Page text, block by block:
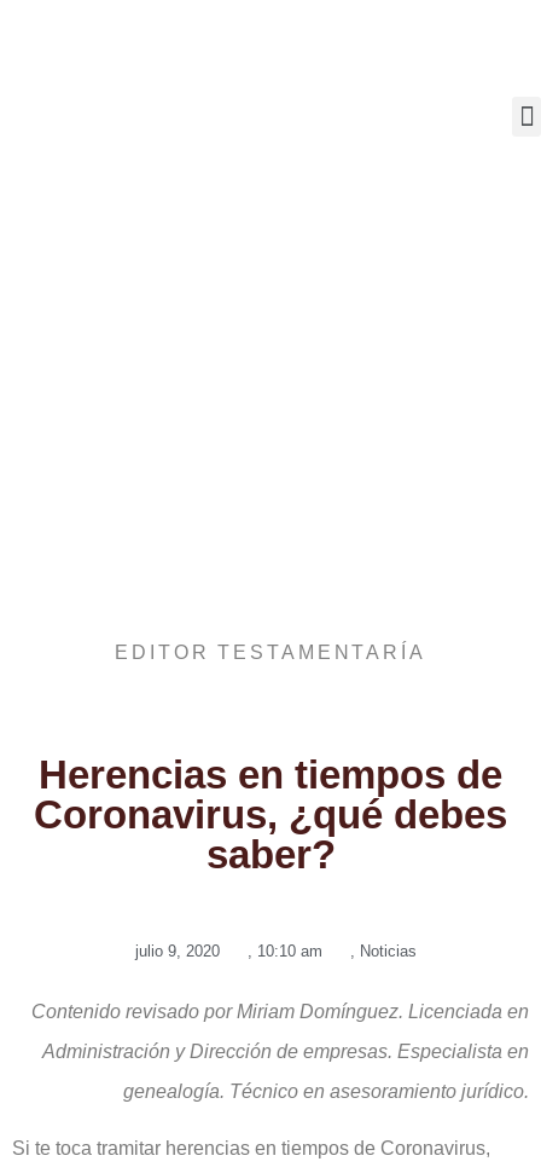
EDITOR TESTAMENTARÍA
Herencias en tiempos de
Coronavirus, ¿qué debes
saber?
julio 9, 2020 10:10 am Noticias
Contenido revisado por Miriam Domínguez. Licenciada en
Administración y Dirección de empresas. Especialista en
genealogía. Técnico en asesoramiento jurídico.
Si te toca tramitar herencias en tiempos de Coronavirus,